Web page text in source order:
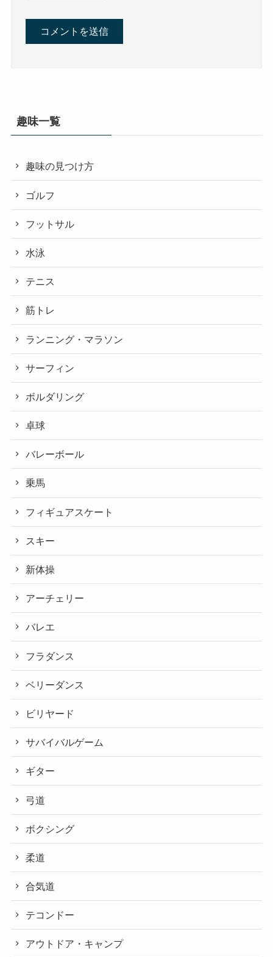
趣味一覧
趣味の見つけ方
ゴルフ
フットサル
水泳
テニス
筋トレ
ランニング・マラソン
サーフィン
ボルダリング
卓球
バレーボール
乗馬
フィギュアスケート
スキー
新体操
アーチェリー
バレエ
フラダンス
ベリーダンス
ビリヤード
サバイバルゲーム
ギター
弓道
ボクシング
柔道
合気道
テコンドー
アウトドア・キャンプ